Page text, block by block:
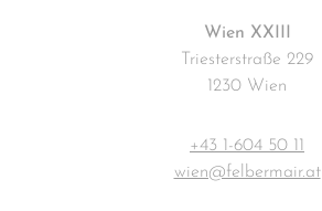
Wien XXIII
Triesterstraße 229
1230 Wien
+43 1-604 50 11
wien@felbermair.at